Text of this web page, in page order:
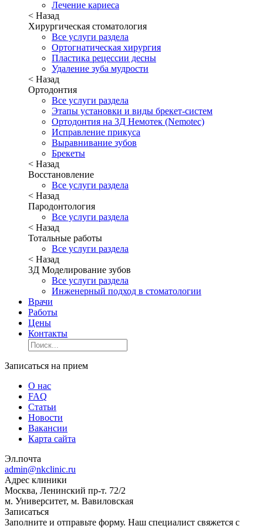
Лечение кариеса
< Назад
Хирургическая стоматология
Все услуги раздела
Ортогнатическая хирургия
Пластика рецессии десны
Удаление зуба мудрости
< Назад
Ортодонтия
Все услуги раздела
Этапы установки и виды брекет-систем
Ортодонтия на 3Д Немотек (Nemotec)
Исправление прикуса
Выравнивание зубов
Брекеты
< Назад
Восстановление
Все услуги раздела
< Назад
Пародонтология
Все услуги раздела
< Назад
Тотальные работы
Все услуги раздела
< Назад
3Д Моделирование зубов
Все услуги раздела
Инженерный подход в стоматологии
Врачи
Работы
Цены
Контакты
Записаться на прием
О нас
FAQ
Статьи
Новости
Вакансии
Карта сайта
Эл.почта
admin@nkclinic.ru
Адрес клиники
Москва, Ленинский пр-т. 72/2
м. Университет, м. Вавиловская
Записаться
Заполните и отправьте форму. Наш специалист свяжется с